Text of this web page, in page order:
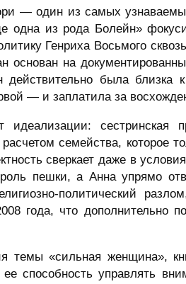
— один из самых
одна из рода Болейн»
Генриха Восьмого
основан на
действительно была
— и заплатила за
идеализации: сестринская
семейства, которое
сверкает даже в
пешки, а Анна упрямо
политический
года, что дополнительно
темы «сильная женщина»,
способность управлять